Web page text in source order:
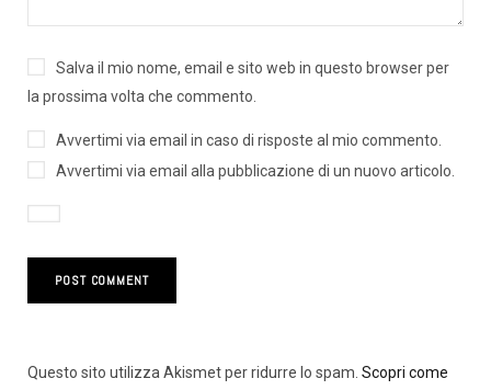
Salva il mio nome, email e sito web in questo browser per
la prossima volta che commento.
Avvertimi via email in caso di risposte al mio commento.
Avvertimi via email alla pubblicazione di un nuovo articolo.
Questo sito utilizza Akismet per ridurre lo spam. Scopri come